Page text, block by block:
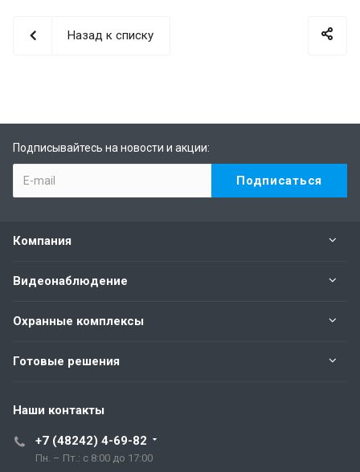
Назад к списку
Подписывайтесь на новости и акции:
Компания
Видеонаблюдение
Охранные комплексы
Готовые решения
Наши контакты
+7 (48242) 4-69-82
Пн. – Пт.: с 8:00 до 17:00